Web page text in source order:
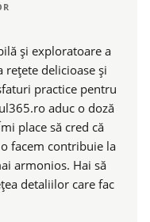
și exploratoare a
rețete delicioase și
practice pentru
aduc o doză
place să cred că
facem contribuie la
armonios. Hai să
detaliilor care fac